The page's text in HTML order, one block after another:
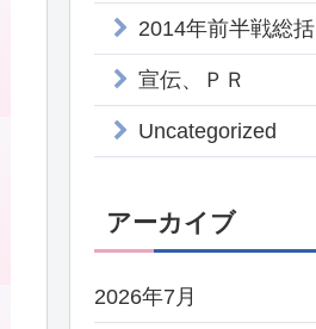
2014年前半戦総括
宣伝、ＰＲ
Uncategorized
アーカイブ
2026年7月